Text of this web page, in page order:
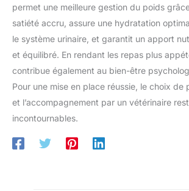
permet une meilleure gestion du poids
satiété accru, assure une hydratation
le système urinaire, et garantit un apport
et équilibré. En rendant les repas plus
contribue également au bien-être
Pour une mise en place réussie, le choix de
et l’accompagnement par un vétérinaire
incontournables.